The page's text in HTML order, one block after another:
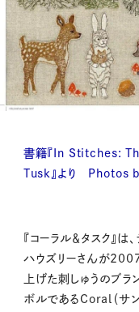
書籍『In Stitches:
Tusk』より
『コーラル＆タスク』は
ハウズリーさんが2007
上げた刺しゅうのブラ
ボルであるCoral（サン